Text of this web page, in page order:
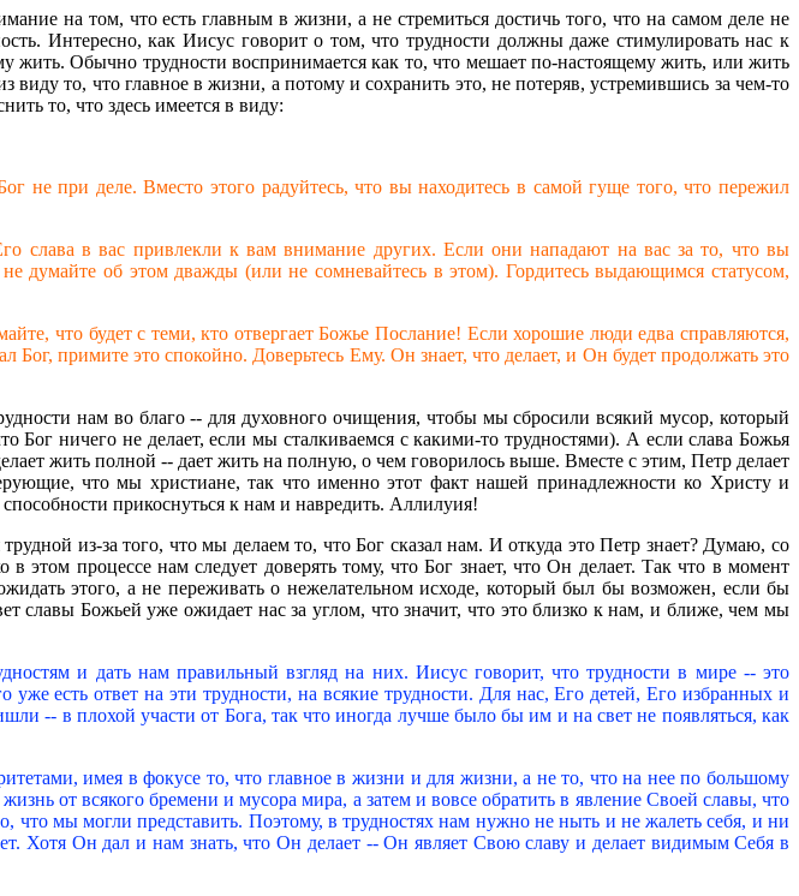
на том, что есть главным в жизни, а не стремиться достичь того, что на самом деле не
Интересно, как Иисус говорит о том, что трудности должны даже стимулировать нас к
жить. Обычно трудности воспринимается как то, что мешает по-настоящему жить, или жить
то, что главное в жизни, а потому и сохранить это, не потеряв, устремившись за чем-то
то, что здесь имеется в виду:
не при деле. Вместо этого радуйтесь, что вы находитесь в самой гуще того, что пережил
слава в вас привлекли к вам внимание других. Если они нападают на вас за то, что вы
думайте об этом дважды (или не сомневайтесь в этом). Гордитесь выдающимся статусом,
что будет с теми, кто отвергает Божье Послание! Если хорошие люди едва справляются,
Бог, примите это спокойно. Доверьтесь Ему. Он знает, что делает, и Он будет продолжать это
нам во благо -- для духовного очищения, чтобы мы сбросили всякий мусор, который
Бог ничего не делает, если мы сталкиваемся с какими-то трудностями). А если слава Божья
жить полной -- дает жить на полную, о чем говорилось выше. Вместе с этим, Петр делает
что мы христиане, так что именно этот факт нашей принадлежности ко Христу и
прикоснуться к нам и навредить. Аллилуия!
из-за того, что мы делаем то, что Бог сказал нам. И откуда это Петр знает? Думаю, со
процессе нам следует доверять тому, что Бог знает, что Он делает. Так что в момент
этого, а не переживать о нежелательном исходе, который был бы возможен, если бы
Божьей уже ожидает нас за углом, что значит, что это близко к нам, и ближе, чем мы
и дать нам правильный взгляд на них. Иисус говорит, что трудности в мире -- это
есть ответ на эти трудности, на всякие трудности. Для нас, Его детей, Его избранных и
-- в плохой участи от Бога, так что иногда лучше было бы им и на свет не появляться, как
имея в фокусе то, что главное в жизни и для жизни, а не то, что на нее по большому
от всякого бремени и мусора мира, а затем и вовсе обратить в явление Своей славы, что
мы могли представить. Поэтому, в трудностях нам нужно не ныть и не жалеть себя, и ни
Хотя Он дал и нам знать, что Он делает -- Он являет Свою славу и делает видимым Себя в